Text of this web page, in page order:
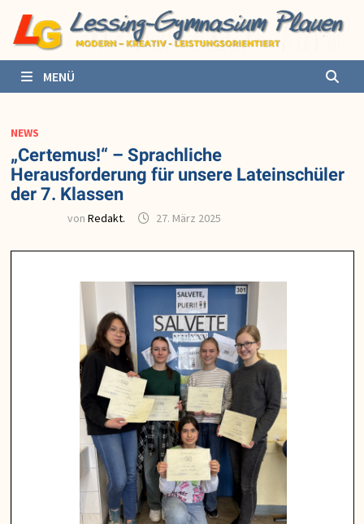
zum
Inhalt
MENÜ
NEWS
„Certemus!“ – Sprachliche
Herausforderung für unsere Lateinschüler
der 7. Klassen
vonRedakt. 27. März 2025